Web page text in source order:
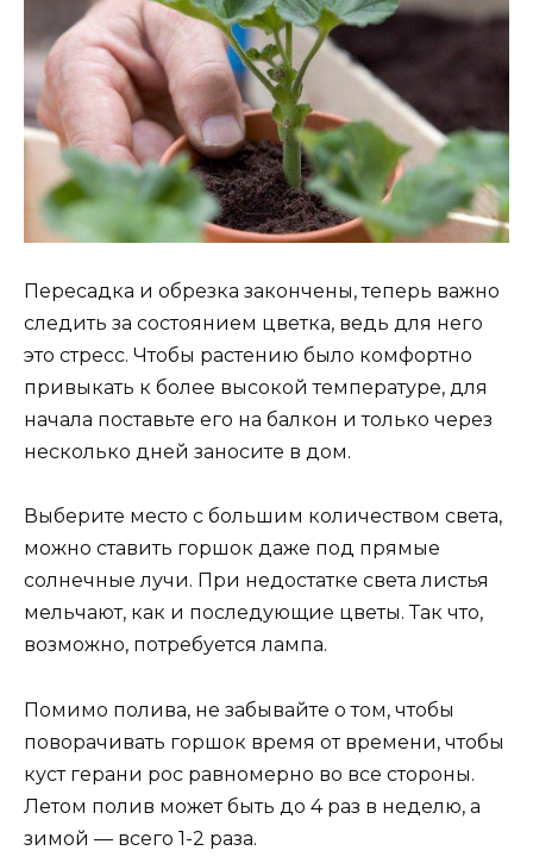
Пересадка и обрезка закончены, теперь важно
следить за состоянием цветка, ведь для него
это стресс. Чтобы растению было комфортно
привыкать к более высокой температуре, для
начала поставьте его на балкон и только через
несколько дней заносите в дом.
Выберите место с большим количеством света,
можно ставить горшок даже под прямые
солнечные лучи. При недостатке света листья
мельчают, как и последующие цветы. Так что,
возможно, потребуется лампа.
Помимо полива, не забывайте о том, чтобы
поворачивать горшок время от времени, чтобы
куст герани рос равномерно во все стороны.
Летом полив может быть до 4 раз в неделю, а
зимой — всего 1-2 раза.